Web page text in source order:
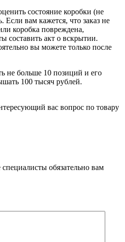
состояние коробки (не
Если вам кажется, что заказ не
коробка повреждена,
составить акт о вскрытии.
вы можете только после
не больше 10 позиций и его
100 тысяч рублей.
вас вопрос по товару
обязательно вам